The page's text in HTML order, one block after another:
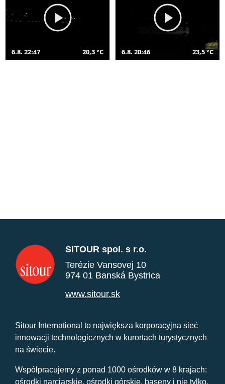
6.8. 22:47 20,3 °C 6.8. 20:46 23,5 °C
SITOUR spol. s r.o.
Terézie Vansovej 10
974 01 Banská Bystrica
www.sitour.sk
Sitour International to największa korporacyjna sieć
innowacji technologicznych w kurortach turystycznych
na świecie.
Współpracujemy z ponad 1000 ośrodków w 8 krajach:
ośrodki narciarskie, ośrodki górskie, baseny i nie tylko.